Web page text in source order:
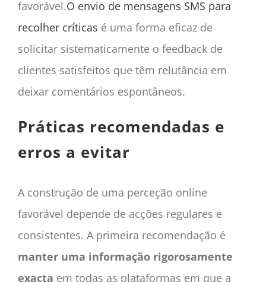
favorável.O envio de mensagens SMS para
recolher críticas é uma forma eficaz de
solicitar sistematicamente o feedback de
clientes satisfeitos que têm relutância em
deixar comentários espontâneos.
Práticas recomendadas e
erros a evitar
A construção de uma perceção online
favorável depende de acções regulares e
consistentes. A primeira recomendação é
manter uma informação rigorosamente
exacta em todas as plataformas em que a